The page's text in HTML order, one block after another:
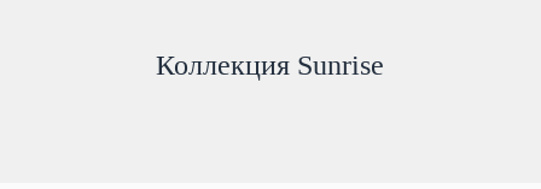
Коллекция Sunrise